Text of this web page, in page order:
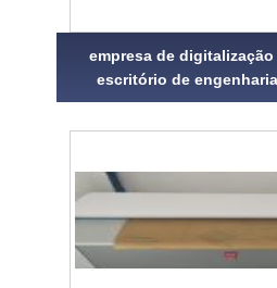
empresa de
escritório de